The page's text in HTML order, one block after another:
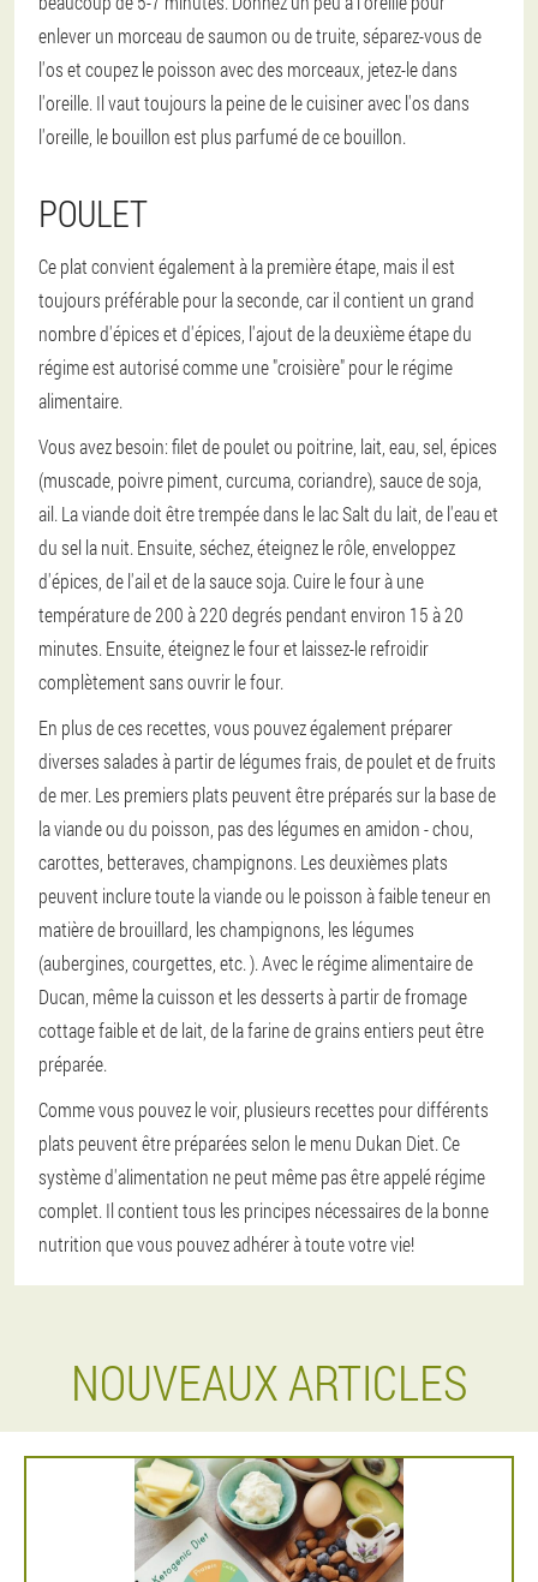
enlever un morceau de saumon ou de truite, séparez-vous de
l'os et coupez le poisson avec des morceaux, jetez-le dans
l'oreille. Il vaut toujours la peine de le cuisiner avec l'os dans
l'oreille, le bouillon est plus parfumé de ce bouillon.
POULET
Ce plat convient également à la première étape, mais il est
toujours préférable pour la seconde, car il contient un grand
nombre d'épices et d'épices, l'ajout de la deuxième étape du
régime est autorisé comme une "croisière" pour le régime
alimentaire.
Vous avez besoin: filet de poulet ou poitrine, lait, eau, sel, épices
(muscade, poivre piment, curcuma, coriandre), sauce de soja,
ail. La viande doit être trempée dans le lac Salt du lait, de l'eau et
du sel la nuit. Ensuite, séchez, éteignez le rôle, enveloppez
d'épices, de l'ail et de la sauce soja. Cuire le four à une
température de 200 à 220 degrés pendant environ 15 à 20
minutes. Ensuite, éteignez le four et laissez-le refroidir
complètement sans ouvrir le four.
En plus de ces recettes, vous pouvez également préparer
diverses salades à partir de légumes frais, de poulet et de fruits
de mer. Les premiers plats peuvent être préparés sur la base de
la viande ou du poisson, pas des légumes en amidon - chou,
carottes, betteraves, champignons. Les deuxièmes plats
peuvent inclure toute la viande ou le poisson à faible teneur en
matière de brouillard, les champignons, les légumes
(aubergines, courgettes, etc. ). Avec le régime alimentaire de
Ducan, même la cuisson et les desserts à partir de fromage
cottage faible et de lait, de la farine de grains entiers peut être
préparée.
Comme vous pouvez le voir, plusieurs recettes pour différents
plats peuvent être préparées selon le menu Dukan Diet. Ce
système d'alimentation ne peut même pas être appelé régime
complet. Il contient tous les principes nécessaires de la bonne
nutrition que vous pouvez adhérer à toute votre vie!
NOUVEAUX ARTICLES